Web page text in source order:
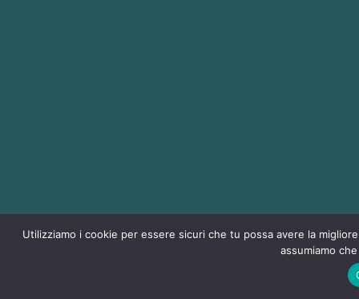
Utilizziamo i cookie per essere sicuri che tu possa avere la
assumiamo